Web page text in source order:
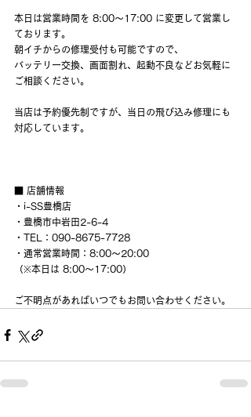
本日は営業時間を 8:00〜17:00 に変更して営業し
ております。
朝イチからの修理受付も可能ですので、
バッテリー交換、画面割れ、起動不良などお気軽に
ご相談ください。
当店は予約優先制ですが、当日の飛び込み修理にも
対応しています。
■ 店舗情報
・i-SS豊橋店
・豊橋市中岩田2-6-4
・TEL：090-8675-7728
・通常営業時間：8:00〜20:00
（※本日は 8:00〜17:00）
ご不明点があればいつでもお問い合わせください。